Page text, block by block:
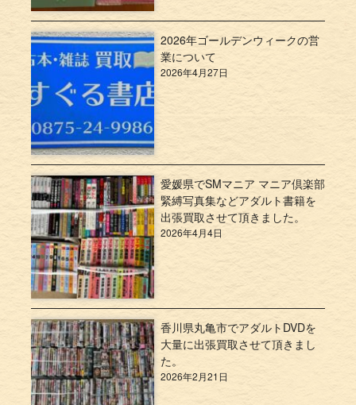
2026年ゴールデンウィークの営
業について
2026年4月27日
愛媛県でSMマニア マニア倶楽部
緊縛写真集などアダルト書籍を
出張買取させて頂きました。
2026年4月4日
香川県丸亀市でアダルトDVDを
大量に出張買取させて頂きまし
た。
2026年2月21日